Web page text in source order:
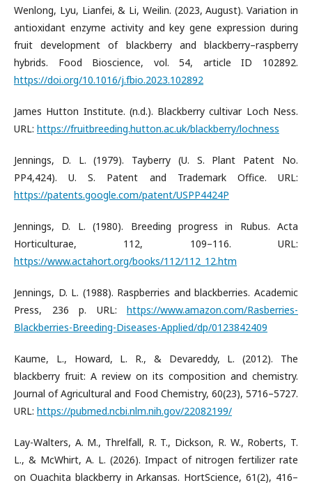
Wenlong, Lyu, Lianfei, & Li, Weilin. (2023, August). Variation in
antioxidant enzyme activity and key gene expression during
fruit development of blackberry and blackberry–raspberry
hybrids. Food Bioscience, vol. 54, article ID 102892.
https://doi.org/10.1016/j.fbio.2023.102892
James Hutton Institute. (n.d.). Blackberry cultivar Loch Ness.
URL: https://fruitbreeding.hutton.ac.uk/blackberry/lochness
Jennings, D. L. (1979). Tayberry (U. S. Plant Patent No.
PP4,424). U. S. Patent and Trademark Office. URL:
https://patents.google.com/patent/USPP4424P
Jennings, D. L. (1980). Breeding progress in Rubus. Acta
Horticulturae, 112, 109–116. URL:
https://www.actahort.org/books/112/112_12.htm
Jennings, D. L. (1988). Raspberries and blackberries. Academic
Press, 236 p. URL: https://www.amazon.com/Rasberries-
Blackberries-Breeding-Diseases-Applied/dp/0123842409
Kaume, L., Howard, L. R., & Devareddy, L. (2012). The
blackberry fruit: A review on its composition and chemistry.
Journal of Agricultural and Food Chemistry, 60(23), 5716–5727.
URL: https://pubmed.ncbi.nlm.nih.gov/22082199/
Lay-Walters, A. M., Threlfall, R. T., Dickson, R. W., Roberts, T.
L., & McWhirt, A. L. (2026). Impact of nitrogen fertilizer rate
on Ouachita blackberry in Arkansas. HortScience, 61(2), 416–